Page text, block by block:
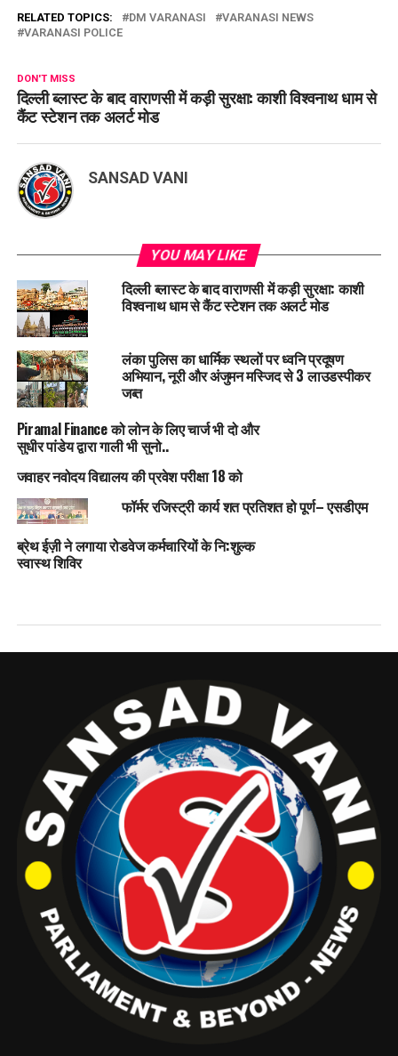
RELATED TOPICS: DM VARANASI
VARANASI NEWS
VARANASI POLICE
DON'T MISS
दिल्ली ब्लास्ट के बाद वाराणसी में कड़ी सुरक्षा: काशी विश्वनाथ धाम से
कैंट स्टेशन तक अलर्ट मोड
SANSAD VANI
YOU MAY LIKE
दिल्ली ब्लास्ट के बाद वाराणसी में कड़ी सुरक्षा: काशी
विश्वनाथ धाम से कैंट स्टेशन तक अलर्ट मोड
लंका पुलिस का धार्मिक स्थलों पर ध्वनि प्रदूषण
अभियान, नूरी और अंजुमन मस्जिद से 3 लाउडस्पीकर
जब्त
Piramal Finance को लोन के लिए चार्ज भी दो और
सुधीर पांडेय द्वारा गाली भी सुनो..
जवाहर नवोदय विद्यालय की प्रवेश परीक्षा 18 को
फॉर्मर रजिस्ट्री कार्य शत प्रतिशत हो पूर्ण– एसडीएम
ब्रेथ ईज़ी ने लगाया रोडवेज कर्मचारियों के नि:शुल्क
स्वास्थ शिविर